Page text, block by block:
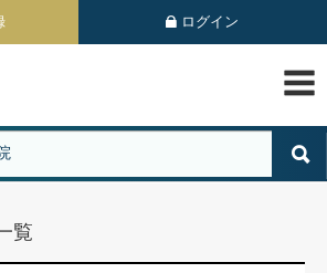
ログイン
覧